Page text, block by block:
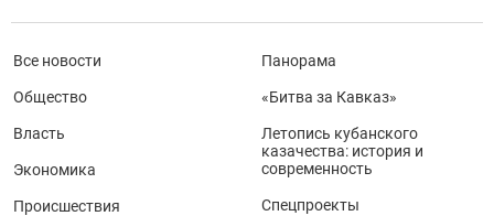
Все новости
Общество
Власть
Экономика
Происшествия
Панорама
«Битва за Кавказ»
Летопись кубанского
казачества: история и
современность
Спецпроекты